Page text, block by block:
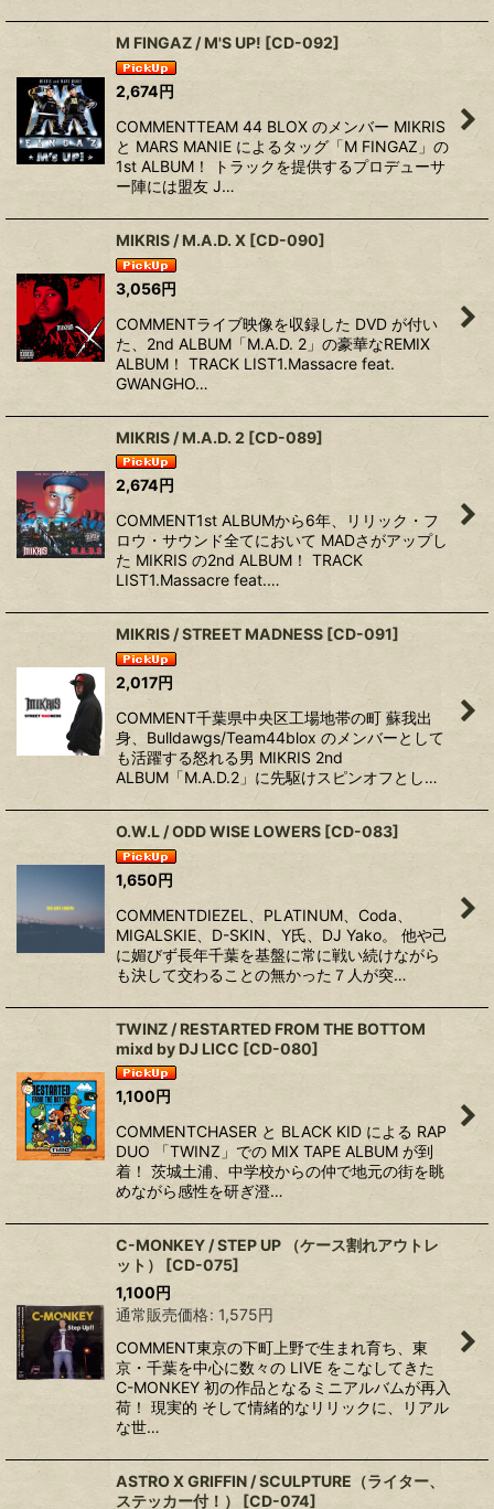
M FINGAZ / M'S UP! [CD-092]
2,674円
COMMENTTEAM 44 BLOX のメンバー MIKRIS
と MARS MANIE によるタッグ「M FINGAZ」の
1st ALBUM！ トラックを提供するプロデューサ
ー陣には盟友 J…
MIKRIS / M.A.D. X [CD-090]
3,056円
COMMENTライブ映像を収録した DVD が付い
た、2nd ALBUM「M.A.D. 2」の豪華なREMIX
ALBUM！ TRACK LIST1.Massacre feat.
GWANGHO…
MIKRIS / M.A.D. 2 [CD-089]
2,674円
COMMENT1st ALBUMから6年、リリック・フ
ロウ・サウンド全てにおいて MADさがアップし
た MIKRIS の2nd ALBUM！ TRACK
LIST1.Massacre feat.…
MIKRIS / STREET MADNESS [CD-091]
2,017円
COMMENT千葉県中央区工場地帯の町 蘇我出
身、Bulldawgs/Team44blox のメンバーとして
も活躍する怒れる男 MIKRIS 2nd
ALBUM「M.A.D.2」に先駆けスピンオフとし…
O.W.L / ODD WISE LOWERS [CD-083]
1,650円
COMMENTDIEZEL、PLATINUM、Coda、
MIGALSKIE、D-SKIN、Y氏、DJ Yako。 他や己
に媚びず長年千葉を基盤に常に戦い続けながら
も決して交わることの無かった７人が突…
TWINZ / RESTARTED FROM THE BOTTOM
mixd by DJ LICC [CD-080]
1,100円
COMMENTCHASER と BLACK KID による RAP
DUO 「TWINZ」での MIX TAPE ALBUM が到
着！ 茨城土浦、中学校からの仲で地元の街を眺
めながら感性を研ぎ澄…
C-MONKEY / STEP UP （ケース割れアウトレ
ット）
[CD-075]
1,100円
通常販売価格: 1,575円
COMMENT東京の下町上野で生まれ育ち、東
京・千葉を中心に数々の LIVE をこなしてきた
C-MONKEY 初の作品となるミニアルバムが再入
荷！ 現実的 そして情緒的なリリックに、リアル
な世…
ASTRO X GRIFFIN / SCULPTURE（ライター、
ステッカー付！）
[CD-074]